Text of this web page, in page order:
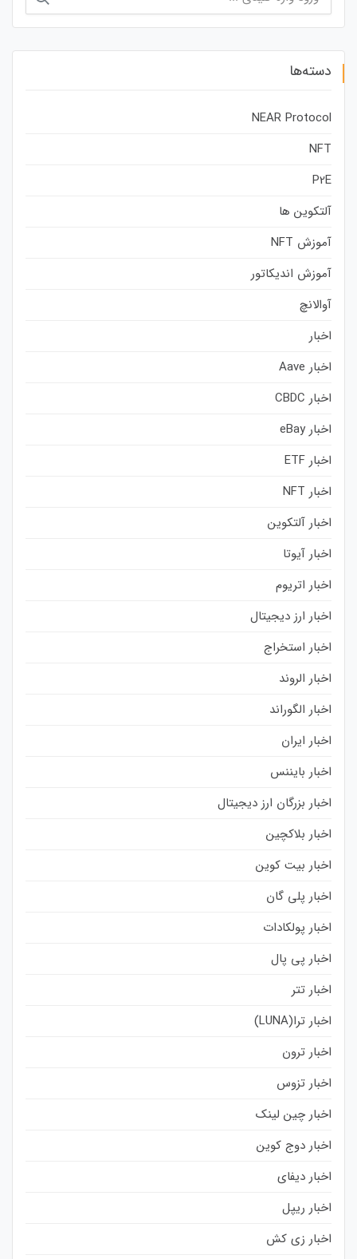
برای:
دسته‌ها
NEAR Protocol
NFT
P2E
آلتکوین ها
آموزش NFT
آموزش اندیکاتور
آوالانچ
اخبار
اخبار Aave
اخبار CBDC
اخبار eBay
اخبار ETF
اخبار NFT
اخبار آلتکوین
اخبار آیوتا
اخبار اتریوم
اخبار ارز دیجیتال
اخبار استخراج
اخبار الروند
اخبار الگوراند
اخبار ایران
اخبار بایننس
اخبار بزرگان ارز دیجیتال
اخبار بلاکچین
اخبار بیت کوین
اخبار پلی گان
اخبار پولکادات
اخبار پی پال
اخبار تتر
اخبار ترا(LUNA)
اخبار ترون
اخبار تزوس
اخبار چین لینک
اخبار دوج کوین
اخبار دیفای
اخبار ریپل
اخبار زی کش